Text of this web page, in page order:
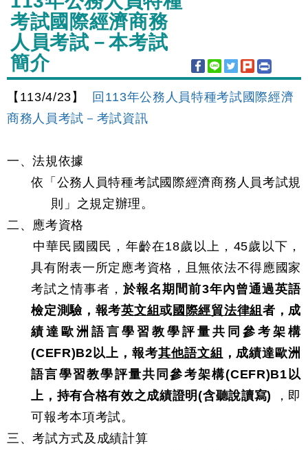
考試國際經濟商務
人員考試－本考試
簡介
【113/4/23】
回113年公務人員特種考試國際經濟
商務人員考試－考試資訊
一、法規依據
依「公務人員特種考試國際經濟商務人員考試規
則」之規定辦理。
二、應考資格
中華民國國民，年齡在18歲以上，45歲以下，
具有附表一所定應考資格，且無依法不得應國家
考試之情事者， 於報名期間前3年內曾通過英語
檢定測驗，報考英文組或 國際經貿法律組 者，成
績達歐洲語言學習教學評量共同參考架構
(CEFR)B2以上，報考其他語文組 ，成績達歐洲
語言學習教學評量共同參考架構(CEFR)B1以
上，持有合格有效之成績證明(含聽說讀寫)
，即
可報考本項考試。
三、考試方式及成績計算